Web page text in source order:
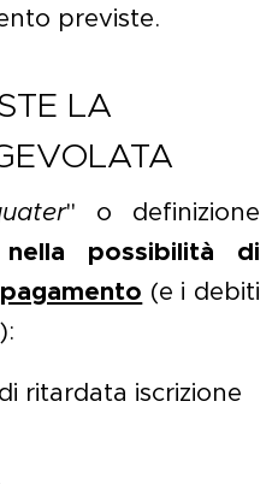
previste.
LA
" o definizione
nella possibilità di
(e i debiti
ritardata iscrizione